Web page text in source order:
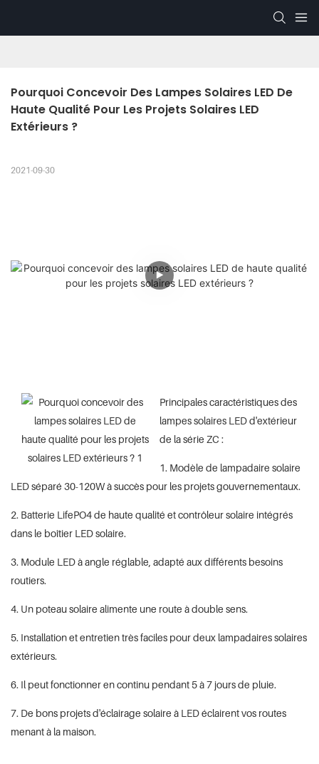
Pourquoi Concevoir Des Lampes Solaires LED De
Haute Qualité Pour Les Projets Solaires LED
Extérieurs ?
2021-09-30
Principales caractéristiques des
lampes solaires LED d'extérieur
de la série ZC :
1. Modèle de lampadaire solaire
LED séparé 30-120W à succès pour les projets gouvernementaux.
2. Batterie LifePO4 de haute qualité et contrôleur solaire intégrés
dans le boîtier LED solaire.
3. Module LED à angle réglable, adapté aux différents besoins
routiers.
4. Un poteau solaire alimente une route à double sens.
5. Installation et entretien très faciles pour deux lampadaires solaires
extérieurs.
6. Il peut fonctionner en continu pendant 5 à 7 jours de pluie.
7. De bons projets d'éclairage solaire à LED éclairent vos routes
menant à la maison.